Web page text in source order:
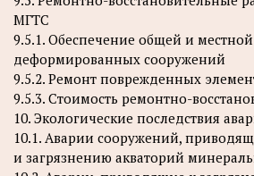
МГТС
9.5.1. Обеспечение общей и
деформированных сооружений
9.5.2. Ремонт поврежденных
9.5.3. Стоимость ремонтно-
10. Экологические последствия
10.1. Аварии сооружений,
и загрязнению акваторий